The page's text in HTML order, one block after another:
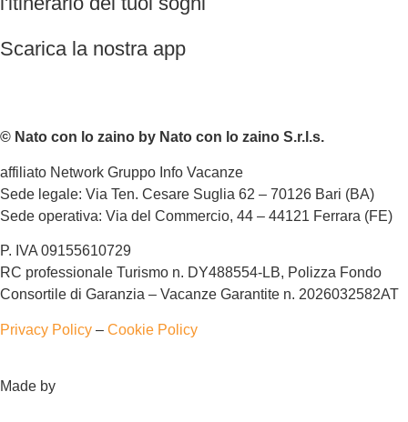
Scarica la nostra app
© Nato con lo zaino by Nato con lo zaino S.r.l.s.
affiliato Network Gruppo Info Vacanze
Sede legale: Via Ten. Cesare Suglia 62 – 70126 Bari (BA)
Sede operativa: Via del Commercio, 44 – 44121 Ferrara (FE)
P. IVA 09155610729
RC professionale Turismo n. DY488554-LB, Polizza Fondo
Consortile di Garanzia – Vacanze Garantite n. 2026032582AT
Privacy Policy – Cookie Policy
Made by